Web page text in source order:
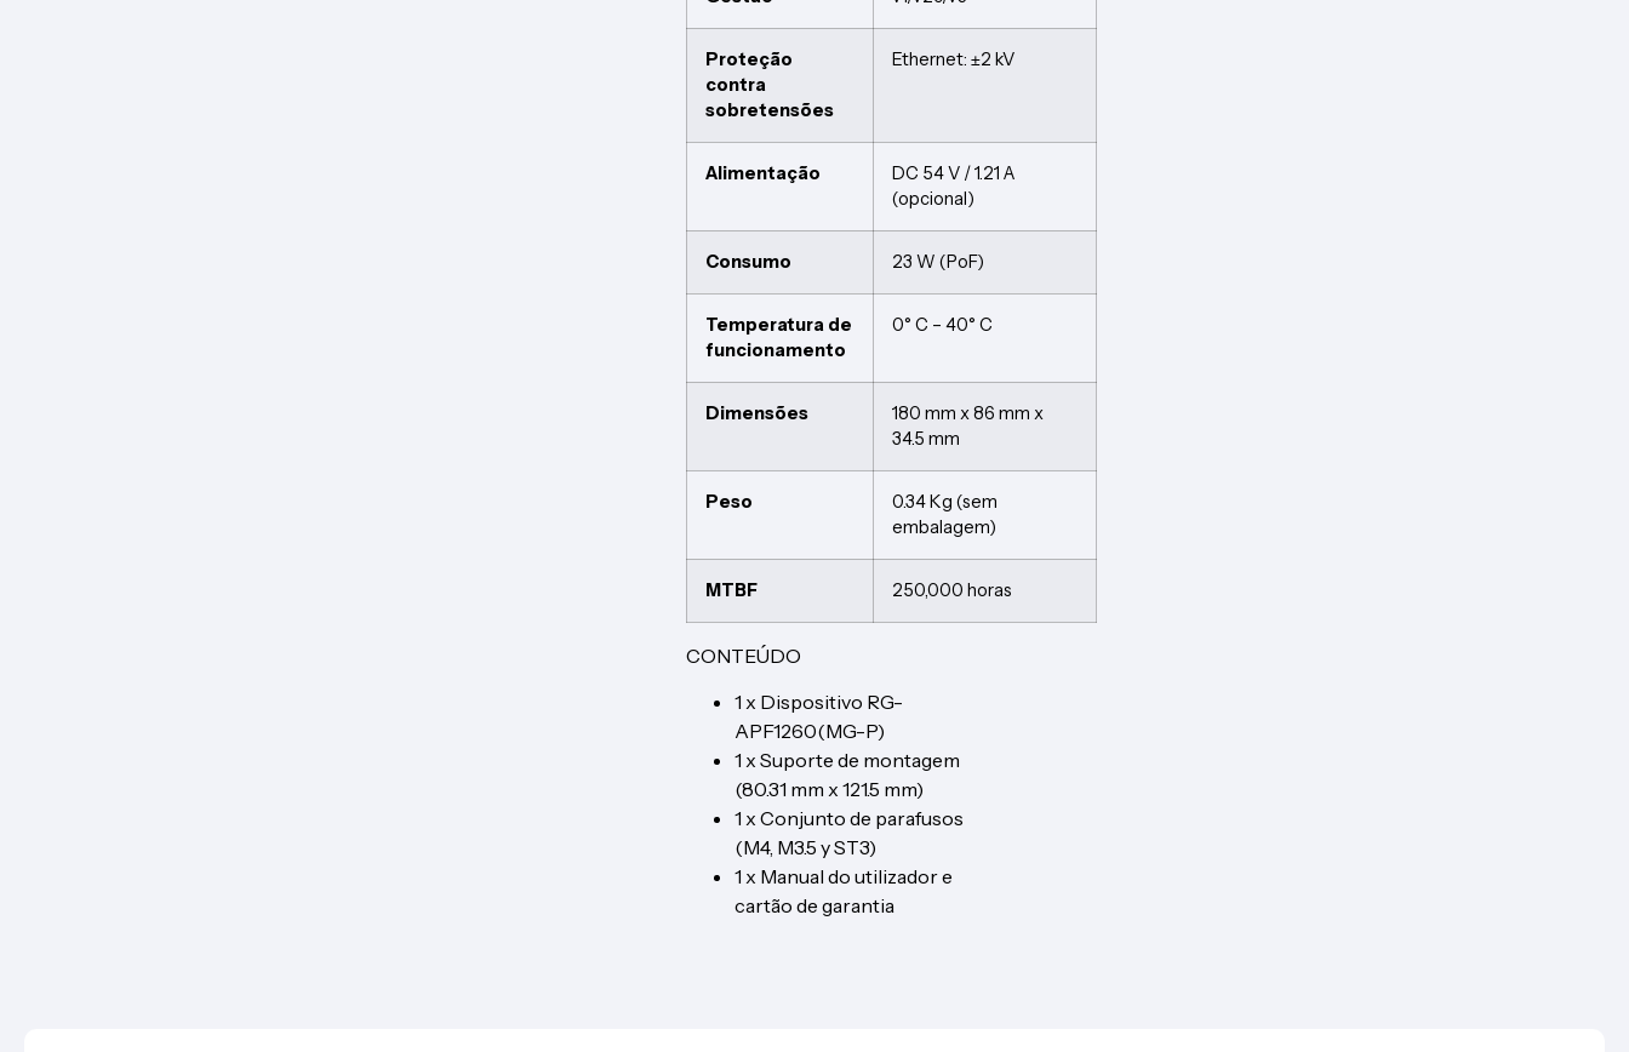
Proteção
contra
sobretensões
Ethernet: ±2 kV
Alimentação
DC 54 V / 1.21 A
(opcional)
Consumo 23 W (PoF)
Temperatura de
funcionamento
0° C – 40° C
Dimensões
180 mm x 86 mm x
34.5 mm
Peso
0.34 Kg (sem
embalagem)
MTBF 250,000 horas
CONTEÚDO
1 x Dispositivo RG-
APF1260(MG-P)
1 x Suporte de montagem
(80.31 mm x 121.5 mm)
1 x Conjunto de parafusos
(M4, M3.5 y ST3)
1 x Manual do utilizador e
cartão de garantia